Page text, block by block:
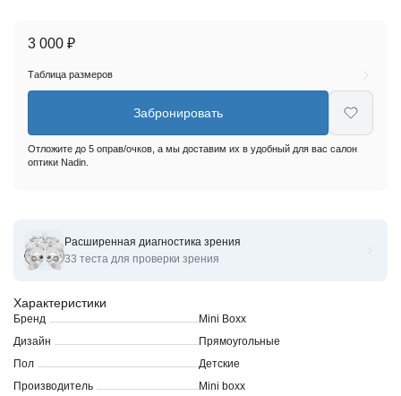
Оправы для очков корригирующих Mini Boxx 1005
Характеристики
Бренд
Mini Boxx
Дизайн
Прямоугольные
Пол
Детские
Производитель
Mini boxx
3 000 ₽
Таблица размеров
Забронировать
Отложите до 5 оправ/очков, а мы доставим их в удобный для вас салон
оптики Nadin.
Расширенная диагностика зрения
33 теста для проверки зрения